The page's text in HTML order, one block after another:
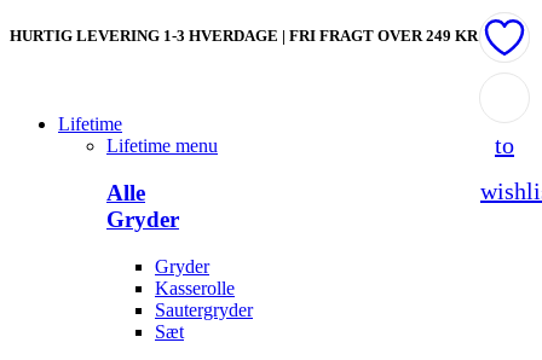
HURTIG LEVERING 1-3 HVERDAGE | FRI FRAGT OVER 249 KR
Lifetime
Lifetime menu
Alle
Gryder
Gryder
Kasserolle
Sautergryder
Sæt
to